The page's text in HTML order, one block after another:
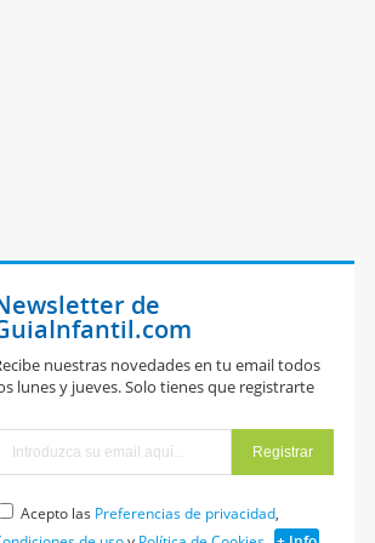
de
nuestras novedades en tu email todos
lunes y jueves. Solo tienes que registrarte
Acepto las Preferencias de privacidad,